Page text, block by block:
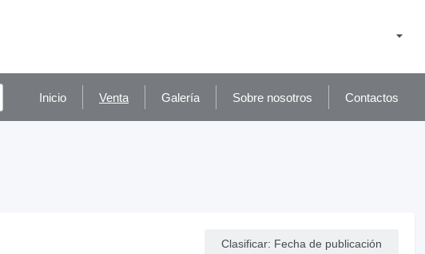
Inicio Venta Galería Sobre nosotros Contactos
Clasificar: Fecha de publicación